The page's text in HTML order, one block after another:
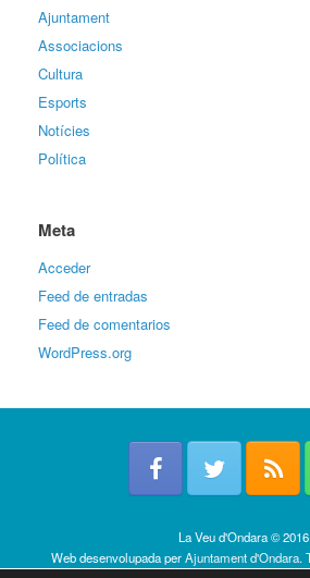
Ajuntament
Associacions
Cultura
Esports
Notícies
Política
Meta
Acceder
Feed de entradas
Feed de comentarios
WordPress.org
La Veu d'Ondara © 2016
Web desenvolupada perAjuntament d'Ondara.